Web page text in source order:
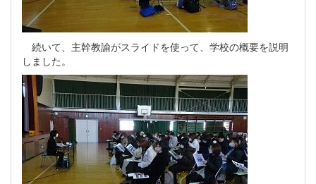
続いて、主幹教諭がスライドを使って、学校の概要を説明
しました。